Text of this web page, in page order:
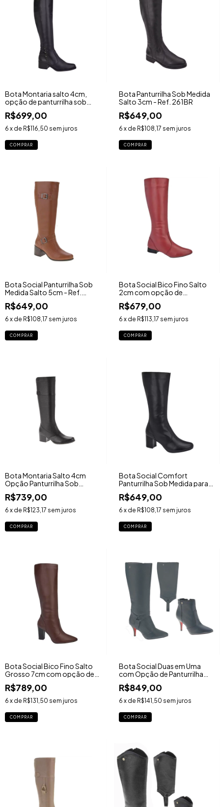
Bota Montaria salto 4cm,
opção de panturrilha sob
medida - Ref. 1509BY
R$699,00
6 x de R$116,50 sem juros
COMPRAR
Bota Panturrilha Sob Medida
Salto 3cm - Ref. 261BR
R$649,00
6 x de R$108,17 sem juros
COMPRAR
Bota Social Panturrilha Sob
Medida Salto 5cm - Ref.
275BR
R$649,00
6 x de R$108,17 sem juros
COMPRAR
Bota Social Bico Fino Salto
2cm com opção de
Panturrilha Sob Medida - Ref.
1911TR
R$679,00
6 x de R$113,17 sem juros
COMPRAR
Bota Montaria Salto 4cm
Opção Panturrilha Sob
Medida - Ref. 7523TR
R$739,00
6 x de R$123,17 sem juros
COMPRAR
Bota Social Comfort
Panturrilha Sob Medida para
Perna Grossa Salto 6cm -
Ref. 1784TR
R$649,00
6 x de R$108,17 sem juros
COMPRAR
Bota Social Bico Fino Salto
Grosso 7cm com opção de
Panturrilha Sob Medida - Ref.
6584TR
R$789,00
6 x de R$131,50 sem juros
COMPRAR
Bota Social Duas em Uma
com Opção de Panturrilha
Sob Medida - Ref. 042CATR
R$849,00
6 x de R$141,50 sem juros
COMPRAR